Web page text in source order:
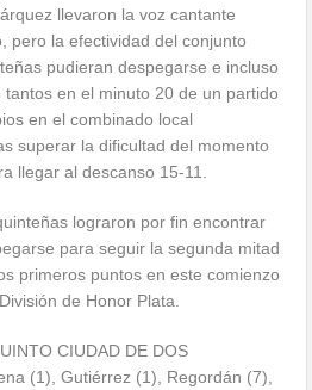
llevaron la voz cantante
pero la efectividad del conjunto
pudieran despegarse e incluso
en el minuto 20 de un partido
en el combinado local
superar la dificultad del momento
llegar al descanso 15-11.
lograron por fin encontrar
para seguir la segunda mitad
primeros puntos en este comienzo
de Honor Plata.
CIUDAD DE DOS
(1), Gutiérrez (1), Regordán (7),